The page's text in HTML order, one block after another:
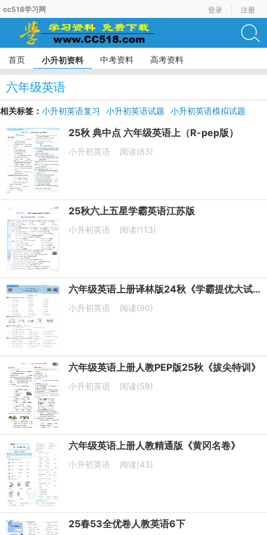
cc518学习网 登录 注册
首页 小升初资料 中考资料 高考资料
六年级英语
相关标签： 小升初英语复习 小升初英语试题
小升初英语模拟试题
25秋 典中点 六年级英语上（R-pep版）
小升初英语 阅读(83)
25秋六上五星学霸英语江苏版
小升初英语 阅读(113)
六年级英语上册译林版24秋《学霸提优大试卷》
小升初英语 阅读(90)
六年级英语上册人教PEP版25秋《拔尖特训》
小升初英语 阅读(58)
六年级英语上册人教精通版《黄冈名卷》
小升初英语 阅读(43)
25春53全优卷人教英语6下